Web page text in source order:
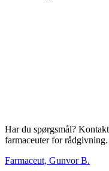
Har du spørgsmål?
farmaceuter for rådgivning.
Farmaceut, Gunvor B.